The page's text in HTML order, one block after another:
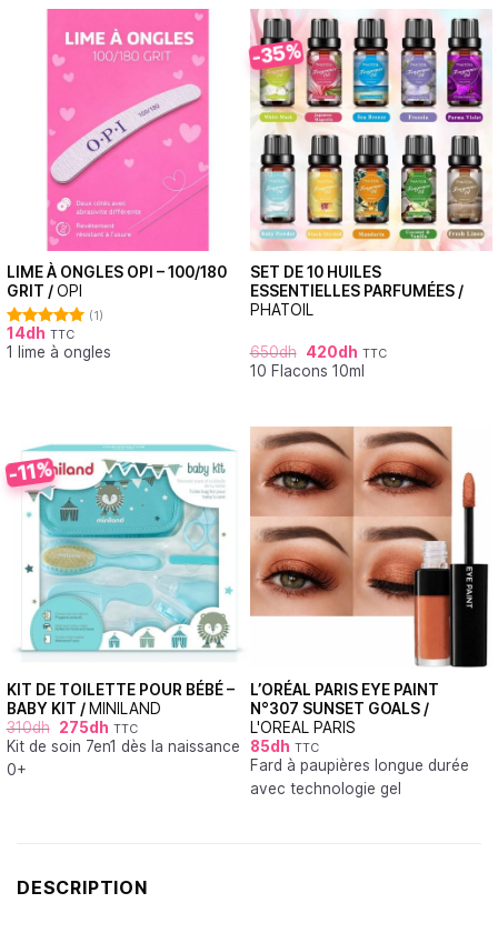
LIME À ONGLES OPI – 100/180
GRIT /OPI
Note5.00
sur 5
(1)
14dh TTC
1 lime à ongles
-35%
SET DE 10 HUILES
ESSENTIELLES PARFUMÉES /
PHATOIL
650dh 420dh TTC
10 Flacons 10ml
-11%
KIT DE TOILETTE POUR BÉBÉ –
BABY KIT / MINILAND
310dh 275dh TTC
Kit de soin 7en1 dès la naissance
0+
L’ORÉAL PARIS EYE PAINT
N°307 SUNSET GOALS /
L'OREAL PARIS
85dh TTC
Fard à paupières longue durée
avec technologie gel
DESCRIPTION